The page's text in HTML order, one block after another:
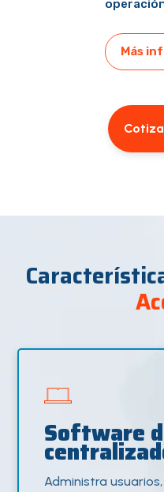
Más
Software
Administra